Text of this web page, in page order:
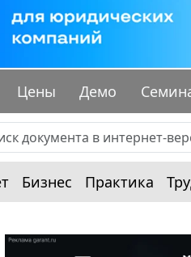
Цены Демо
Бизнес Практика